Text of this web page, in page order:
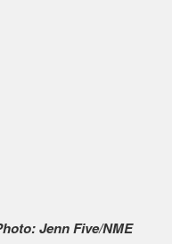
Jenn Five/NME